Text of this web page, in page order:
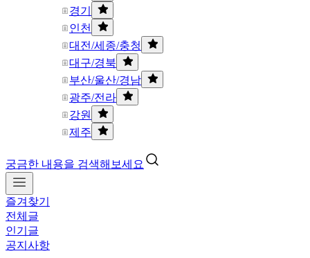
경기
인천
대전/세종/충청
대구/경북
부산/울산/경남
광주/전라
강원
제주
궁금한 내용을 검색해보세요
즐겨찾기
전체글
인기글
공지사항